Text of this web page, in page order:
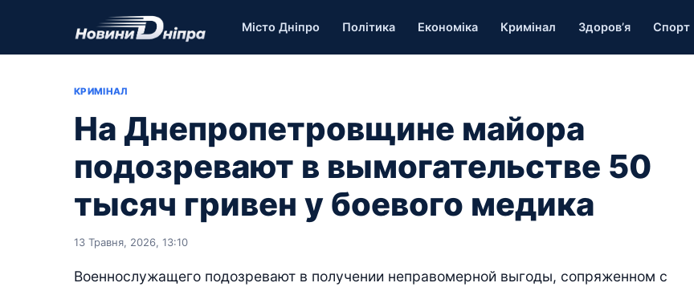
Місто Дніпро Політика Економіка Кримінал Здоров’я Спорт
КРИМІНАЛ
На Днепропетровщине майора
подозревают в вымогательстве 50
тысяч гривен у боевого медика
13 Травня, 2026, 13:10
Военнослужащего подозревают в получении неправомерной выгоды, сопряженном с